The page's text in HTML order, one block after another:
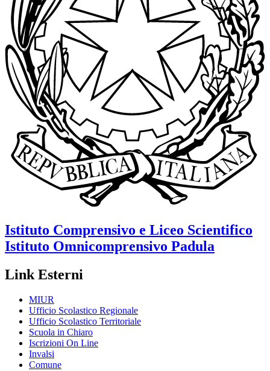
Istituto Comprensivo e Liceo Scientifico
Istituto Omnicomprensivo Padula
Link Esterni
MIUR
Ufficio Scolastico Regionale
Ufficio Scolastico Territoriale
Scuola in Chiaro
Iscrizioni On Line
Invalsi
Comune